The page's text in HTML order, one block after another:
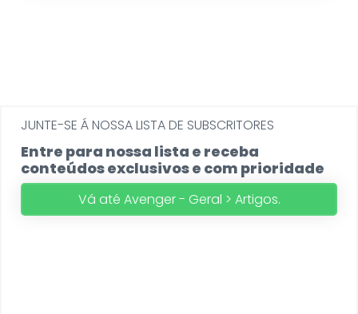
JUNTE-SE Á NOSSA LISTA DE SUBSCRITORES
Entre para nossa lista e receba
conteúdos exclusivos e com prioridade
Vá até Avenger - Geral > Artigos.